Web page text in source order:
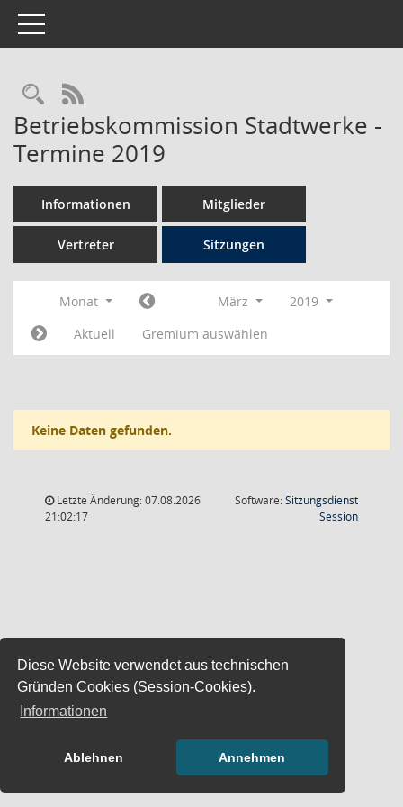
Diese Website verwendet aus technischen
Gründen Cookies (Session-Cookies).
Informationen
Ablehnen Annehmen
Toggle navigation
Rechercheauswahl
RSS-Feed
Betriebskommission Stadtwerke -
Termine 2019
Informationen Mitglieder
Vertreter Sitzungen
Monat März
2019
Aktuell
Gremium auswählen
Keine Daten gefunden.
Letzte Änderung: 07.08.2026
21:02:17
Software:Sitzungsdienst
Session(Wird in